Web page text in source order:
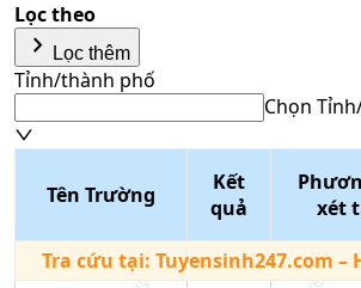
Trường
Đại Học
Công
thuật TP
(đào
tạo
bằng
Kỹ
gỗ và
nội
Lọc theo
keyboard_arrow_right Lọc thêm
Tỉnh/thành phố
Chọn
Nhập tên
Phương thức xét tuyển
Chọn
tuyển
Tên Trường
Kết
quả
xét
Tra cứu tại: Tuyensinh247.com –